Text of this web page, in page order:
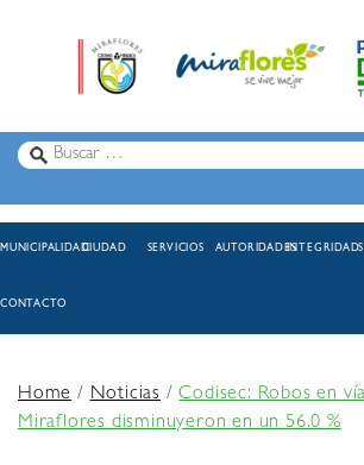
MUNICIPALIDADCIUDAD SERVICIOS AUTORIDADESINTEGRIDAD
CONTACTO
Home/Noticias /Codisec: Robos en
Miraflores disminuyeron en un 56.0 %